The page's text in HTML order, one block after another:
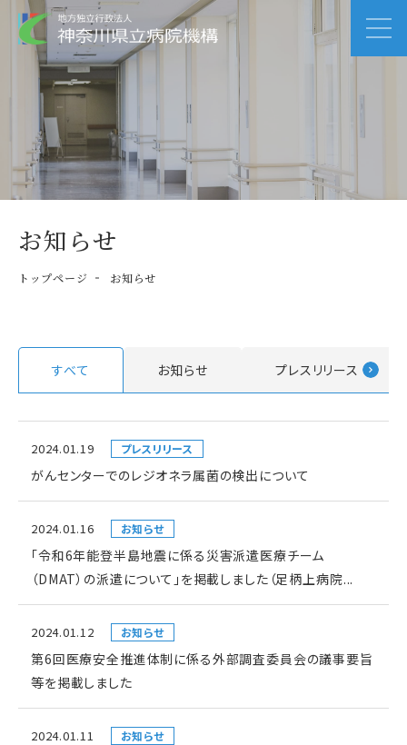
お知らせ
トップページ お知らせ
すべて お知らせ プレスリリース
2024.01.19 プレスリリース
がんセンターでのレジオネラ属菌の検出について
2024.01.16 お知らせ
「令和6年能登半島地震に係る災害派遣医療チーム
（DMAT）の派遣について」を掲載しました（足柄上病院...
2024.01.12 お知らせ
第6回医療安全推進体制に係る外部調査委員会の議事要旨
等を掲載しました
2024.01.11 お知らせ